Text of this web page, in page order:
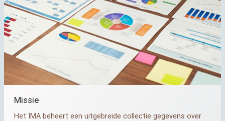
Missie
Het IMA beheert een uitgebreide collectie gegevens over